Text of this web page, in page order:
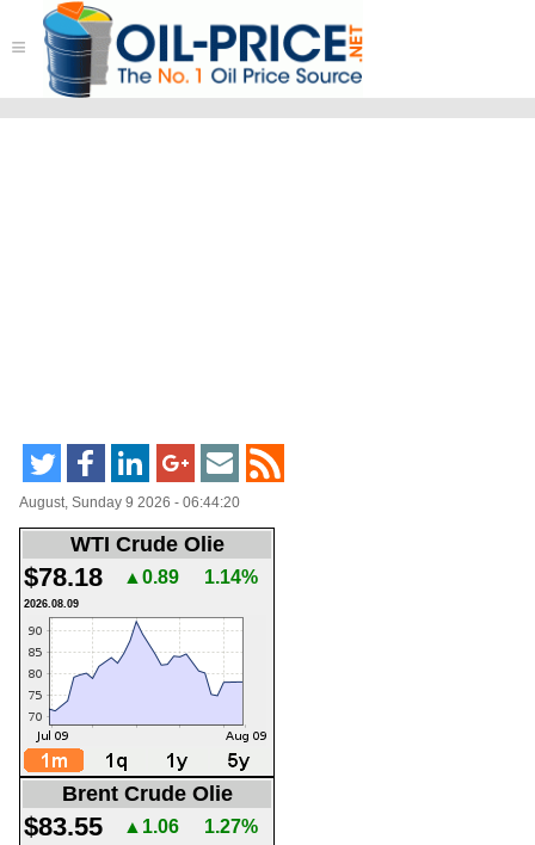
≡
August, Sunday 9 2026 - 06:44:20
WTI Crude Olie
$78.18 ▲0.89 1.14%
2026.08.09
Brent Crude Olie
$83.55 ▲1.06 1.27%